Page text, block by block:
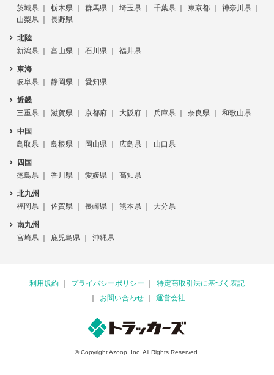
茨城県
栃木県 群馬県 埼玉県 千葉県 東京都
神奈川県
山梨県
長野県
北陸
新潟県
富山県 石川県 福井県
東海
岐阜県
静岡県 愛知県
近畿
三重県
滋賀県 京都府 大阪府 兵庫県 奈良県 和歌山県
中国
鳥取県
島根県 岡山県 広島県 山口県
四国
徳島県
香川県 愛媛県 高知県
北九州
福岡県
佐賀県 長崎県 熊本県 大分県
南九州
宮崎県
鹿児島県 沖縄県
利用規約 プライバシーポリシー
特定商取引法に基づく表記
お問い合わせ
運営会社
© Copyright Azoop, Inc. All Rights Reserved.